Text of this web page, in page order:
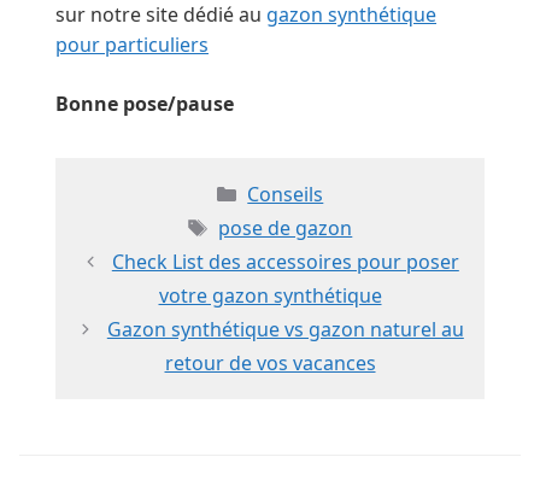
sur notre site dédié au gazon synthétique
pour particuliers
Bonne pose/pause
Catégories
Conseils
Étiquettes
pose de gazon
Check List des accessoires pour poser
votre gazon synthétique
Gazon synthétique vs gazon naturel au
retour de vos vacances